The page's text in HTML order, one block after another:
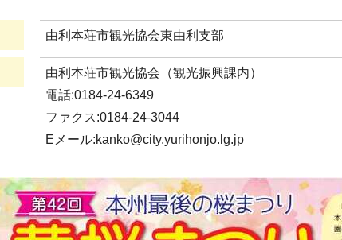
由利本荘市観光協会東由利支部
由利本荘市観光協会（観光振興課内）
電話:0184-24-6349
ファクス:0184-24-3044
Eメール:kanko@city.yurihonjo.lg.jp